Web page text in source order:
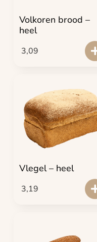
Volkoren brood –
heel
3,09
Vlegel – heel
3,19